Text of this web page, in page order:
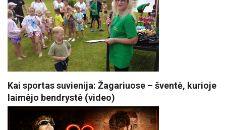
Kai sportas suvienija: Žagariuose – šventė, kurioje
laimėjo bendrystė (video)